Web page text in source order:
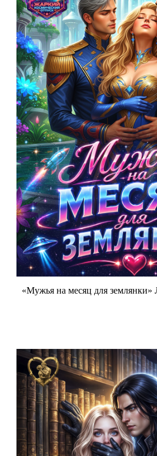
«Мужья на месяц для